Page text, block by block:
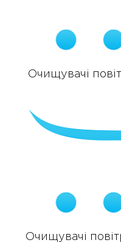
Очищувачі
Очищувачі